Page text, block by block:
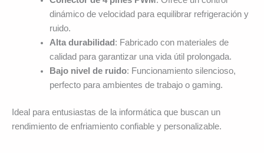
dinámico de velocidad para equilibrar refrigeración y
ruido.
Alta durabilidad : Fabricado con materiales de
calidad para garantizar una vida útil prolongada.
Bajo nivel de ruido: Funcionamiento silencioso,
perfecto para ambientes de trabajo o gaming.
Ideal para entusiastas de la informática que buscan un
rendimiento de enfriamiento confiable y personalizable.